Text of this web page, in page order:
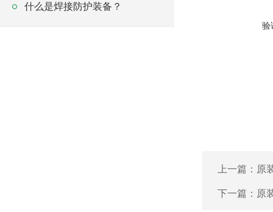
验
上一篇： 原
下一篇： 原
什么是焊接防护装备？